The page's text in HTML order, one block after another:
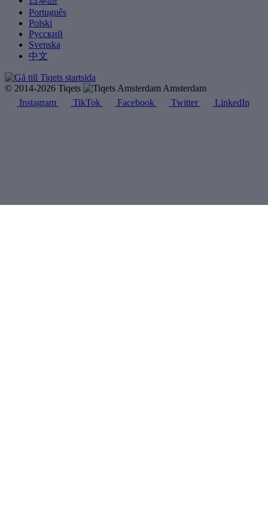
Português
Polski
Русский
Svenska
中文
© 2014-2026 Tiqets
Amsterdam
Instagram
TikTok Facebook Twitter LinkedIn